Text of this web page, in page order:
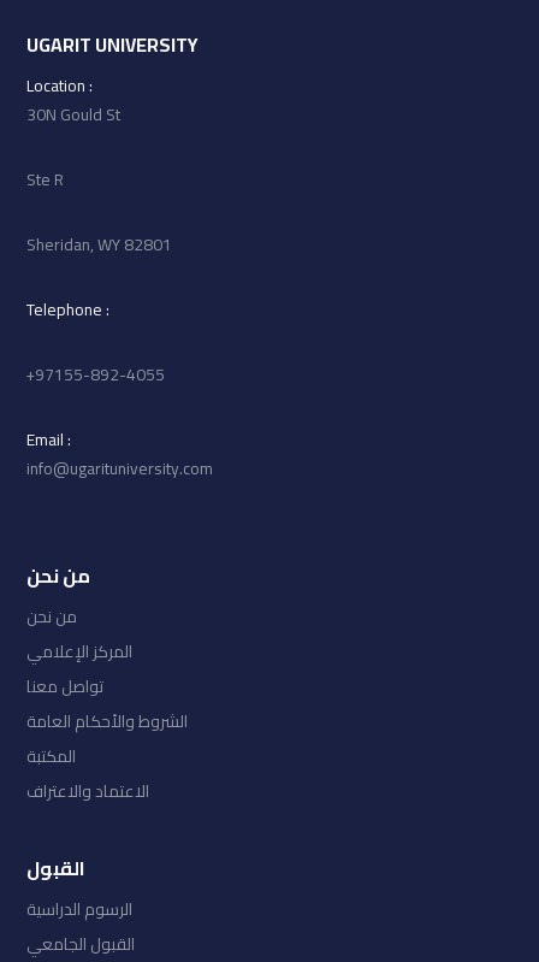
UGARIT UNIVERSITY
: Location
30N Gould St
Ste R
Sheridan, WY 82801
: Telephone
97155-892-4055+
: Email
info@ugarituniversity.com
من نحن
من نحن
المركز الإعلامي
تواصل معنا
الشروط والأحكام العامة
المكتبة
الاعتماد والاعتراف
القبول
الرسوم الدراسية
القبول الجامعي